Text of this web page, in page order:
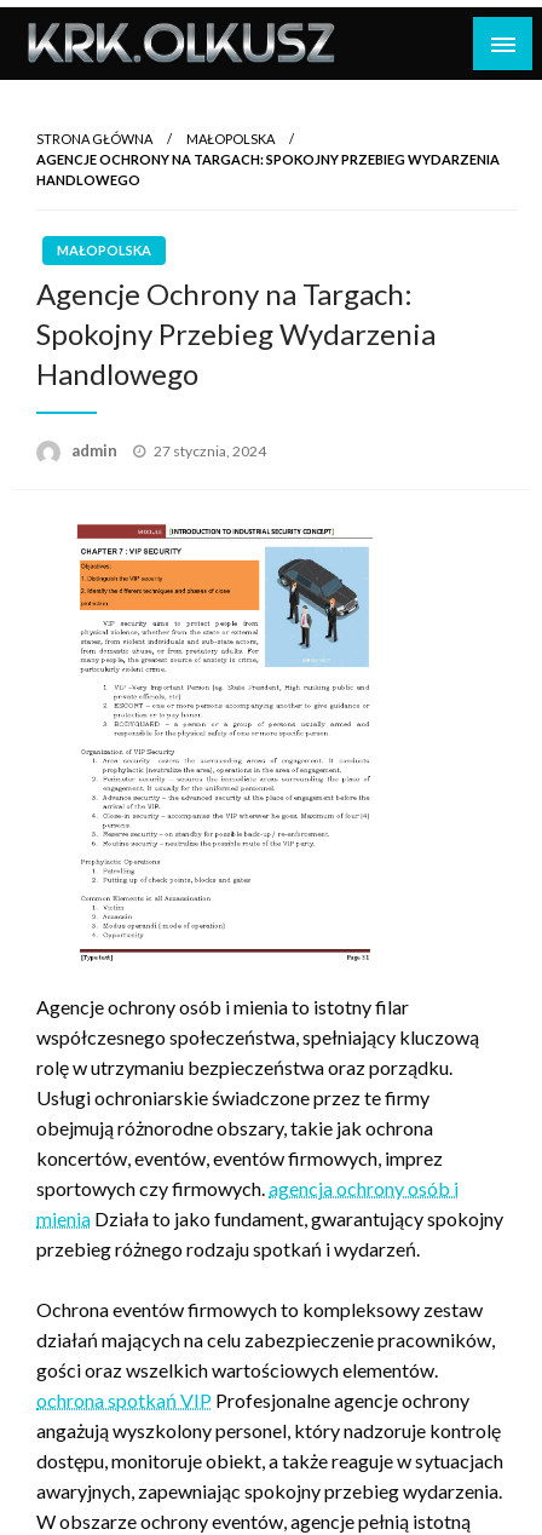
Skip
content
STRONA GŁÓWNA
MAŁOPOLSKA
AGENCJE OCHRONY NA TARGACH: SPOKOJNY PRZEBIEG WYDARZENIA
HANDLOWEGO
MAŁOPOLSKA
Agencje Ochrony na Targach:
Spokojny Przebieg Wydarzenia
Handlowego
admin
Opublikowane
27 stycznia, 2024
Agencje ochrony osób i mienia to istotny filar
współczesnego społeczeństwa, spełniający kluczową
rolę w utrzymaniu bezpieczeństwa oraz porządku.
Usługi ochroniarskie świadczone przez te firmy
obejmują różnorodne obszary, takie jak ochrona
koncertów, eventów, eventów firmowych, imprez
sportowych czy firmowych. agencja ochrony osób i
mienia Działa to jako fundament, gwarantujący spokojny
przebieg różnego rodzaju spotkań i wydarzeń.
Ochrona eventów firmowych to kompleksowy zestaw
działań mających na celu zabezpieczenie pracowników,
gości oraz wszelkich wartościowych elementów.
ochrona spotkań VIP Profesjonalne agencje ochrony
angażują wyszkolony personel, który nadzoruje kontrolę
dostępu, monitoruje obiekt, a także reaguje w sytuacjach
awaryjnych, zapewniając spokojny przebieg wydarzenia.
W obszarze ochrony eventów, agencje pełnią istotną